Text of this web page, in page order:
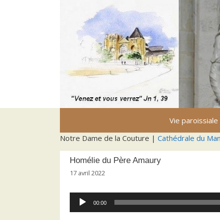
Vie paroissiale
Notre Dame de la Couture | Cathédrale du
Homélie du Père Amaury
17 avril 2022
Lecteur
audio
00:00